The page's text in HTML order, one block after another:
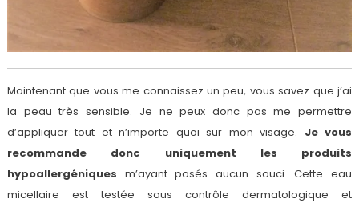
Maintenant que vous me connaissez un peu, vous savez que j’ai
la peau très sensible. Je ne peux donc pas me permettre
d’appliquer tout et n’importe quoi sur mon visage. Je vous
recommande donc uniquement les produits
hypoallergéniques m’ayant posés aucun souci. Cette eau
micellaire est testée sous contrôle dermatologique et